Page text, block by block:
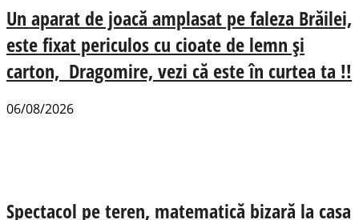
Un aparat de joacă amplasat pe faleza Brăilei,
este fixat periculos cu cioate de lemn și
carton, Dragomire, vezi că este în curtea ta !!
06/08/2026
Spectacol pe teren, matematică bizară la casa